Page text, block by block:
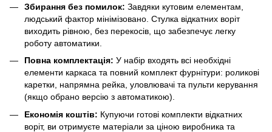
Збирання без помилок: Завдяки кутовим елементам,
людський фактор мінімізовано. Стулка відкатних воріт
виходить рівною, без перекосів, що забезпечує легку
роботу автоматики.
Повна комплектація: У набір входять всі необхідні
елементи каркаса та повний комплект фурнітури: роликові
каретки, напрямна рейка, уловлювачі та пульти керування
(якщо обрано версію з автоматикою).
Економія коштів: Купуючи готові комплекти відкатних
воріт, ви отримуєте матеріали за ціною виробника та